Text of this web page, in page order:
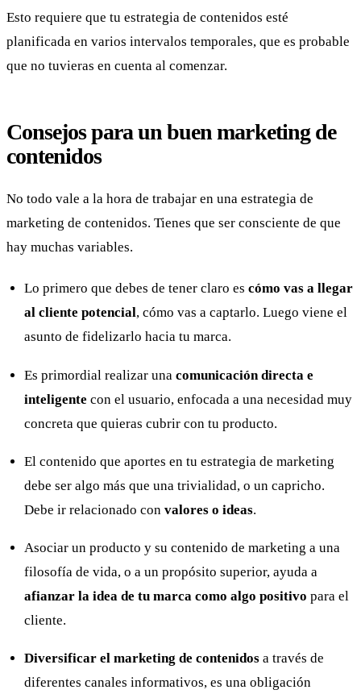
Esto requiere que tu estrategia de contenidos esté
planificada en varios intervalos temporales, que es probable
que no tuvieras en cuenta al comenzar.
Consejos para un buen marketing de
contenidos
No todo vale a la hora de trabajar en una estrategia de
marketing de contenidos. Tienes que ser consciente de que
hay muchas variables.
Lo primero que debes de tener claro escómo vas a llegar
al cliente potencial, cómo vas a captarlo. Luego viene el
asunto de fidelizarlo hacia tu marca.
Es primordial realizar unacomunicación directa e
inteligente con el usuario, enfocada a una necesidad muy
concreta que quieras cubrir con tu producto.
El contenido que aportes en tu estrategia de marketing
debe ser algo más que una trivialidad, o un capricho.
Debe ir relacionado convalores o ideas.
Asociar un producto y su contenido de marketing a una
filosofía de vida, o a un propósito superior, ayuda a
afianzar la idea de tu marca como algo positivo para el
cliente.
Diversificar el marketing de contenidos a través de
diferentes canales informativos, es una obligación